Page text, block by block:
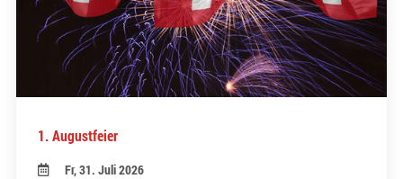
1. Augustfeier
Fr, 31. Juli 2026